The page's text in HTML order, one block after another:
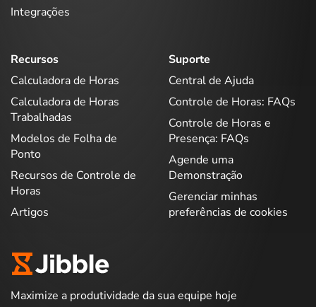
Integrações
Recursos
Calculadora de Horas
Calculadora de Horas
Trabalhadas
Modelos de Folha de
Ponto
Recursos de Controle de
Horas
Artigos
Suporte
Central de Ajuda
Controle de Horas: FAQs
Controle de Horas e
Presença: FAQs
Agende uma
Demonstração
Gerenciar minhas
preferências de cookies
Maximize a produtividade da sua equipe hoje